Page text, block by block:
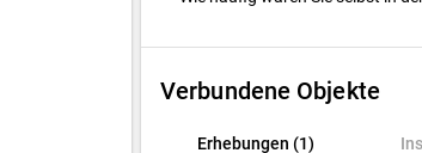
Verbundene Objekte
Erhebungen (1)
Erhebungen (1)